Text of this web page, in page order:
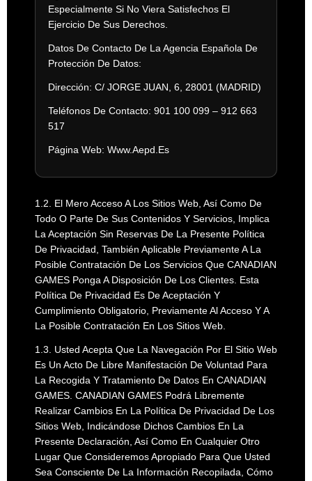
Especialmente Si No Viera Satisfechos El
Ejercicio De Sus Derechos.
Datos De Contacto De La Agencia Española De
Protección De Datos:
Dirección: C/ JORGE JUAN, 6, 28001 (MADRID)
Teléfonos De Contacto: 901 100 099 – 912 663
517
Página Web: Www.aepd.es
1.2. El Mero Acceso A Los Sitios Web, Así Como De
Todo O Parte De Sus Contenidos Y Servicios, Implica
La Aceptación Sin Reservas De La Presente Política
De Privacidad, También Aplicable Previamente A La
Posible Contratación De Los Servicios Que CANADIAN
GAMES Ponga A Disposición De Los Clientes. Esta
Política De Privacidad Es De Aceptación Y
Cumplimiento Obligatorio, Previamente Al Acceso Y A
La Posible Contratación En Los Sitios Web.
1.3. Usted Acepta Que La Navegación Por El Sitio Web
Es Un Acto De Libre Manifestación De Voluntad Para
La Recogida Y Tratamiento De Datos En CANADIAN
GAMES. CANADIAN GAMES Podrá Libremente
Realizar Cambios En La Política De Privacidad De Los
Sitios Web, Indicándose Dichos Cambios En La
Presente Declaración, Así Como En Cualquier Otro
Lugar Que Consideremos Apropiado Para Que Usted
Sea Consciente De La Información Recopilada, Cómo